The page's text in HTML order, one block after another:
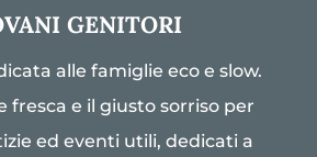
GENITORI
alle famiglie eco e slow.
fresca e il giusto sorriso per
ed eventi utili, dedicati a